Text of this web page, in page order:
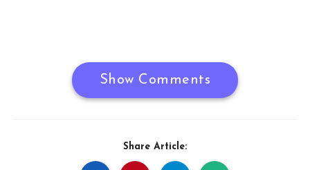
Show Comments
Share Article: